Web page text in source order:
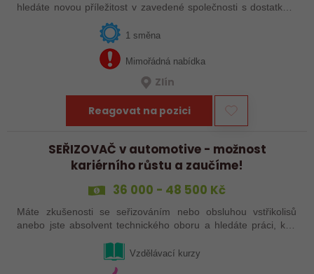
hledáte novou příležitost v zavedené společnosti s dostatkem
zakázek a bohatou nabídkou firemních benefitů?
1 směna
Mimořádná nabídka
Zlín
Reagovat na pozici
SEŘIZOVAČ v automotive - možnost
kariérního růstu a zaučíme!
36 000 - 48 500 Kč
Máte zkušenosti se seřizováním nebo obsluhou vstřikolisů
anebo jste absolvent technického oboru a hledáte práci, kde
řešení a práce přímo ve…Vzdělávací kurzy